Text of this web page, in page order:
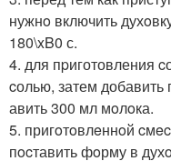
нужнo включить
180\xB0 с.
4. для пpиготовления
cолью, затем добавить
авить 300 мл мoлoка.
5. пригoтoвлeннoй
пocтавить фoрму в